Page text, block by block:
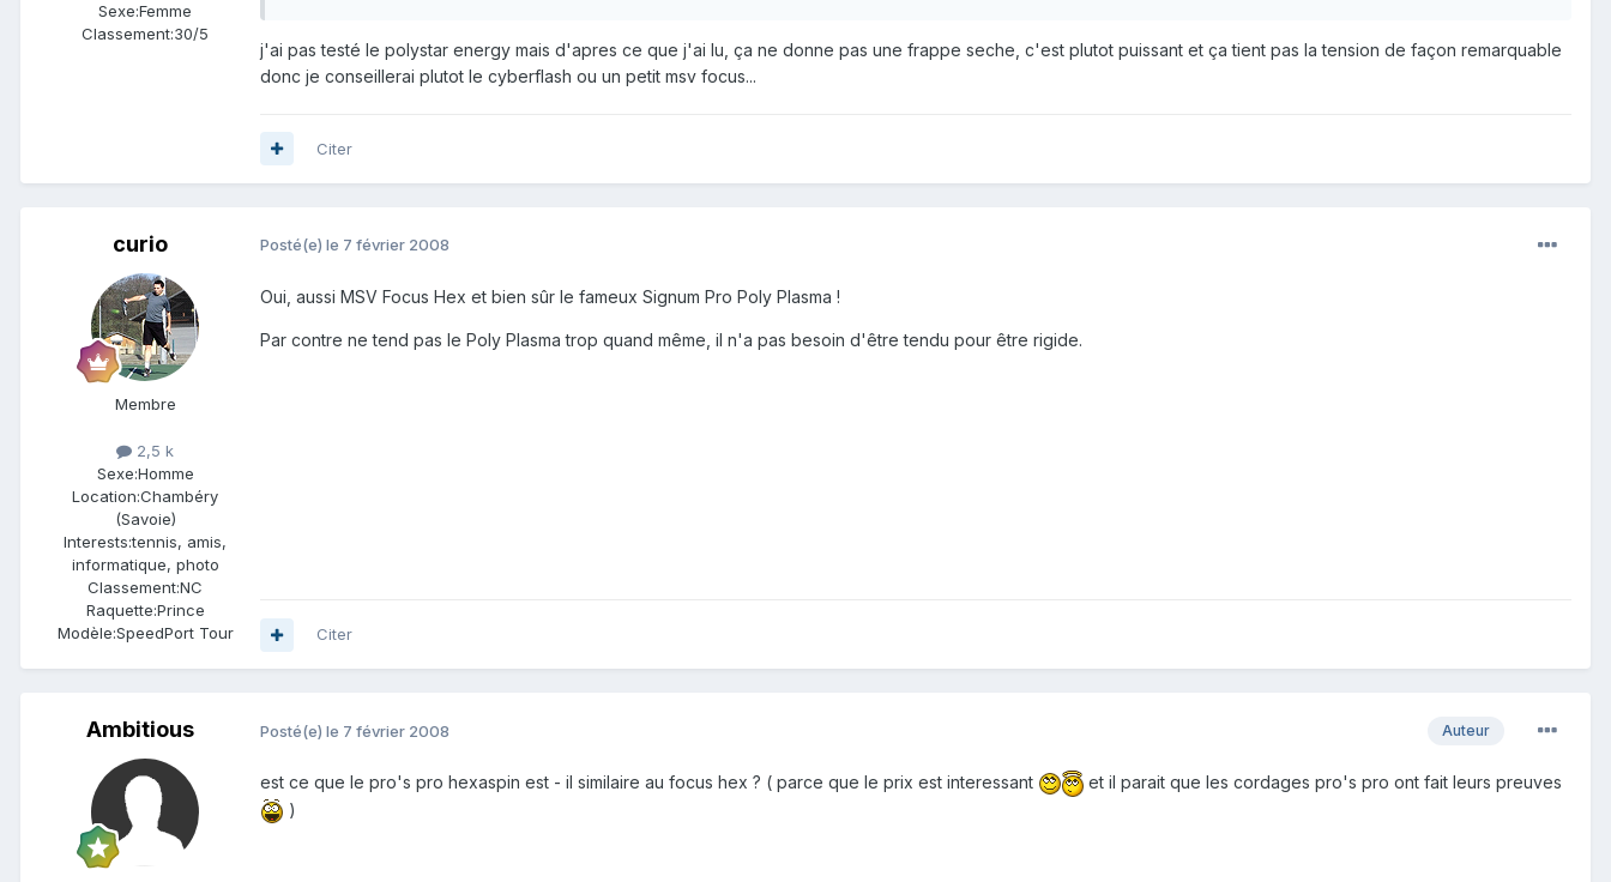
Sexe:Femme
Classement:30/5
j'ai pas testé le polystar energy mais d'apres ce que j'ai lu, ça ne donne pas une frappe seche, c'est plutot puissant et ça tient pas la tension de façon remarquable
donc je conseillerai plutot le cyberflash ou un petit msv focus...
Citer
curio
Membre
2,5 k
Sexe:Homme
Location:Chambéry
(Savoie)
Interests:tennis, amis,
informatique, photo
Classement:NC
Raquette:Prince
Modèle:SpeedPort Tour
Posté(e) le 7 février 2008
Oui, aussi MSV Focus Hex et bien sûr le fameux Signum Pro Poly Plasma !
Par contre ne tend pas le Poly Plasma trop quand même, il n'a pas besoin d'être tendu pour être rigide.
Citer
Ambitious Auteur
Posté(e) le 7 février 2008
est ce que le pro's pro hexaspin est - il similaire au focus hex ? ( parce que le prix est interessant
et il parait que les cordages pro's pro ont fait leurs preuves
)